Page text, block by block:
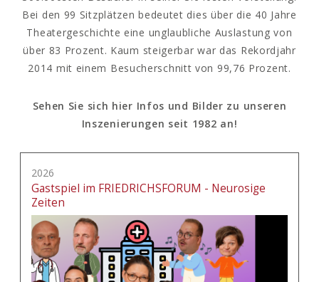
Bei den 99 Sitzplätzen bedeutet dies über die 40 Jahre
Theatergeschichte eine unglaubliche Auslastung von
über 83 Prozent. Kaum steigerbar war das Rekordjahr
2014 mit einem Besucherschnitt von 99,76 Prozent.
Sehen Sie sich hier Infos und Bilder zu unseren
Inszenierungen seit 1982 an!
2026
Gastspiel im FRIEDRICHSFORUM - Neurosige
Zeiten